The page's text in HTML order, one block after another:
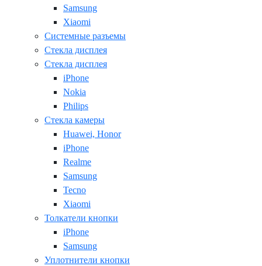
Samsung
Xiaomi
Системные разъемы
Стекла дисплея
Стекла дисплея
iPhone
Nokia
Philips
Стекла камеры
Huawei, Honor
iPhone
Realme
Samsung
Tecno
Xiaomi
Толкатели кнопки
iPhone
Samsung
Уплотнители кнопки